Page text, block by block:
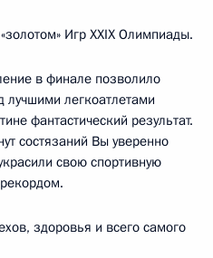
Игр XXIX Олимпиады.
в финале позволило
лучшими легкоатлетами
фантастический результат.
состязаний Вы уверенно
свою спортивную
здоровья и всего самого